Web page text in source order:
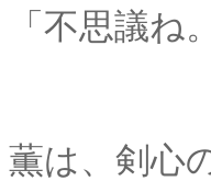
それな
胸にそ